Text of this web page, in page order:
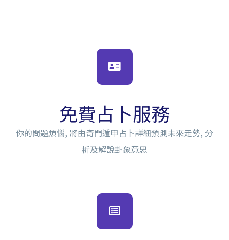
免費占卜服務
你的問題煩惱, 將由奇門遁甲占卜詳細預測未來走勢, 分
析及解說卦象意思